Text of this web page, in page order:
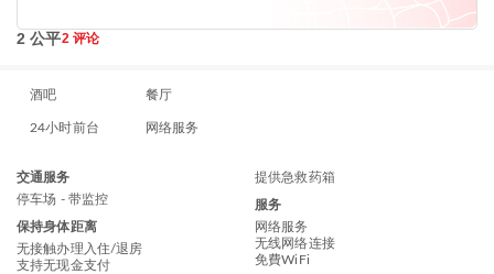
2 公平2 评论
酒吧 餐厅
24小时前台 网络服务
交通服务
停车场 - 带监控
保持身体距离
无接触办理入住/退房
支持无现金支付
提供急救药箱
服务
网络服务
无线网络连接
免費WiFi